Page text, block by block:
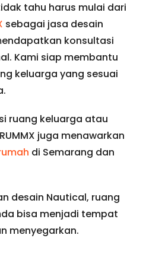
tahu harus mulai dari
sebagai jasa desain
konsultasi
Kami siap membantu
keluarga yang sesuai
ruang keluarga atau
juga menawarkan
di Semarang dan
desain Nautical, ruang
bisa menjadi tempat
menyegarkan.